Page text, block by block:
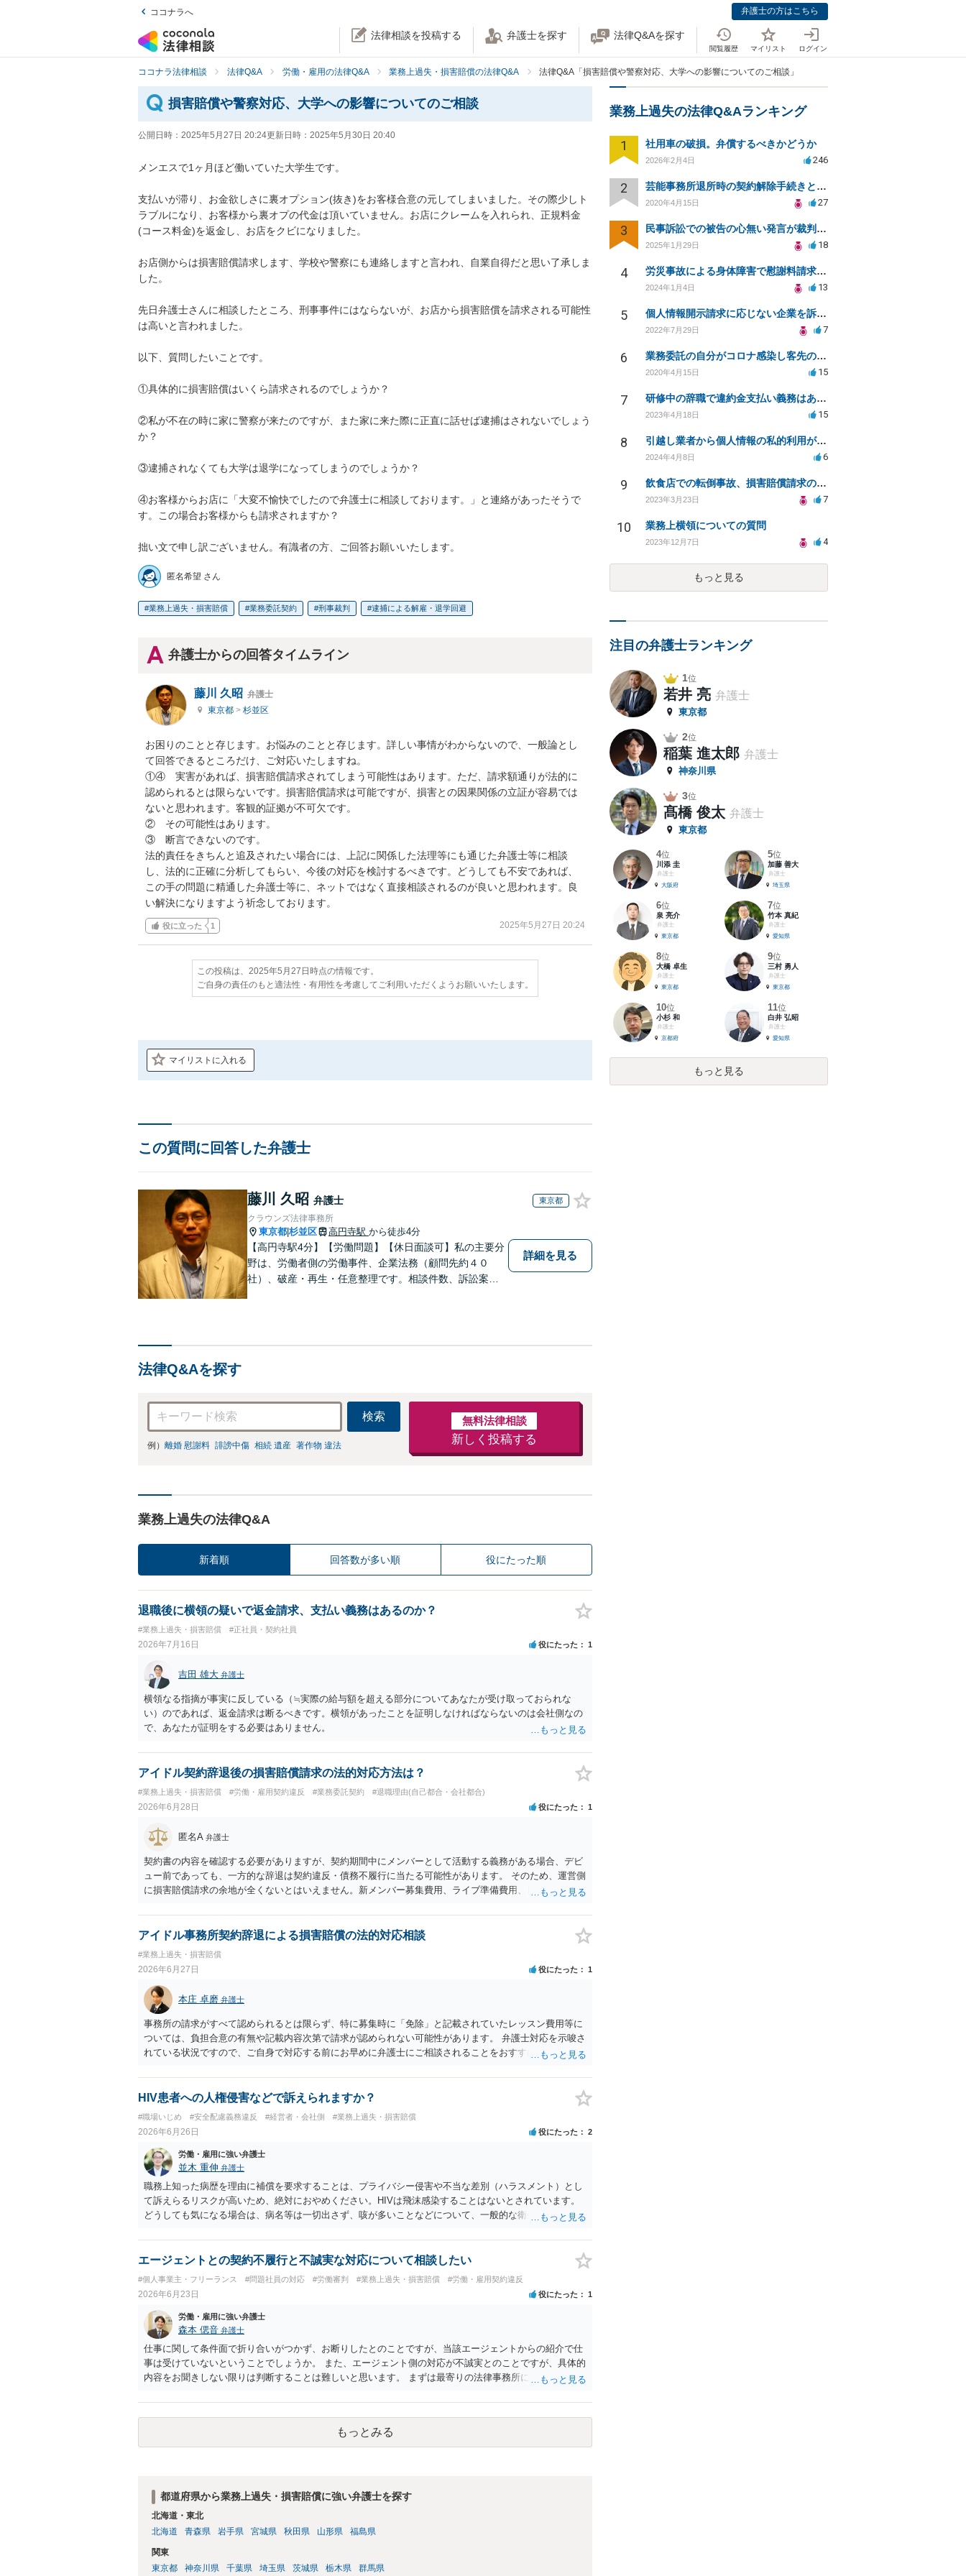
ココナラへ 弁護士の方はこちら
法律相談を投稿する 弁護士を探す 法律Q&Aを探す
閲覧履歴 マイリスト ログイン
ココナラ法律相談 法律Q&A 労働・雇用の法律Q&A 業務上過失・損害賠償の法律Q&A 法律Q&A「損害賠償や警察対応、大学への影響についてのご相談」
損害賠償や警察対応、大学への影響についてのご相談
公開日時： 2025年5月27日 20:24更新日時： 2025年5月30日 20:40
メンエスで1ヶ月ほど働いていた大学生です。
支払いが滞り、お金欲しさに裏オプション(抜き)をお客様合意の元してしまいました。その際少しト
ラブルになり、お客様から裏オプの代金は頂いていません。お店にクレームを入れられ、正規料金
(コース料金)を返金し、お店をクビになりました。
お店側からは損害賠償請求します、学校や警察にも連絡しますと言われ、自業自得だと思い了承しま
した。
先日弁護士さんに相談したところ、刑事事件にはならないが、お店から損害賠償を請求される可能性
は高いと言われました。
以下、質問したいことです。
①具体的に損害賠償はいくら請求されるのでしょうか？
②私が不在の時に家に警察が来たのですが、また家に来た際に正直に話せば逮捕はされないでしょう
か？
③逮捕されなくても大学は退学になってしまうのでしょうか？
④お客様からお店に「大変不愉快でしたので弁護士に相談しております。」と連絡があったそうで
す。この場合お客様からも請求されますか？
拙い文で申し訳ございません。有識者の方、ご回答お願いいたします。
匿名希望 さん
業務上過失・損害賠償 業務委託契約 刑事裁判 逮捕による解雇・退学回避
弁護士からの回答タイムライン
藤川 久昭 弁護士
東京都 > 杉並区
お困りのことと存じます。お悩みのことと存じます。詳しい事情がわからないので、一般論とし
て回答できるところだけ、ご対応いたしますね。
①④　実害があれば、損害賠償請求されてしまう可能性はあります。ただ、請求額通りが法的に
認められるとは限らないです。損害賠償請求は可能ですが、損害との因果関係の立証が容易では
ないと思われます。客観的証拠が不可欠です。
②　その可能性はあります。
③　断言できないのです。
法的責任をきちんと追及されたい場合には、上記に関係した法理等にも通じた弁護士等に相談
し、法的に正確に分析してもらい、今後の対応を検討するべきです。どうしても不安であれば、
この手の問題に精通した弁護士等に、ネットではなく直接相談されるのが良いと思われます。良
い解決になりますよう祈念しております。
役に立った 1 2025年5月27日 20:24
この投稿は、2025年5月27日時点の情報です。
ご自身の責任のもと適法性・有用性を考慮してご利用いただくようお願いいたします。
マイリストに入れる
この質問に回答した弁護士
藤川 久昭 弁護士 東京都
クラウンズ法律事務所
東京都 杉並区 高円寺駅 から徒歩4分
【高円寺駅4分】【労働問題】【休日面談可】私の主要分
野は、労働者側の労働事件、企業法務（顧問先約４０
社）、破産・再生・任意整理です。相談件数、訴訟案
詳細を見る
法律Q&Aを探す
検索
例） 離婚 慰謝料 誹謗中傷 相続 遺産 著作物 違法
無料法律相談
新しく投稿する
業務上過失の法律Q&A
新着順 回答数が多い順 役にたった順
退職後に横領の疑いで返金請求、支払い義務はあるのか？
#業務上過失・損害賠償 #正社員・契約社員
2026年7月16日 役にたった 1
吉田 雄大 弁護士
横領なる指摘が事実に反している（≒実際の給与額を超える部分についてあなたが受け取っておられな
い）のであれば、返金請求は断るべきです。横領があったことを証明しなければならないのは会社側なの
で、あなたが証明をする必要はありません。
アイドル契約辞退後の損害賠償請求の法的対応方法は？
#業務上過失・損害賠償 #労働・雇用契約違反 #業務委託契約 #退職理由(自己都合・会社都合)
2026年6月28日 役にたった 1
匿名A 弁護士
契約書の内容を確認する必要がありますが、契約期間中にメンバーとして活動する義務がある場合、デビ
ュー前であっても、一方的な辞退は契約違反・債務不履行に当たる可能性があります。 そのため、運営側
に損害賠償請求の余地が全くないとはいえません。新メンバー募集費用、ライブ準備費用、レッスン関係
ります。 もっとも、運営側の請求額がそのまま認められるわけではありません。各費目について、具体的
な損害、金額、辞退との因果関係を示す必要があります。特に「レッスン費用無料」と表示されていた場
情」が正当な辞退理由になるかは、その具体的内容によります。介護、転居、健康問題など、活動継続が
客観的に困難といえる事情があるかが重要です。 未成年であれば、契約時に親権者の同意があったか、契
約期間・活動義務・中途辞退時の扱いについて親権者に説明されていたかも確認すべきです。 現時点で
は、安易に支払義務を認めず、契約書、募集記事、LINE等を保存したうえで、請求費目、金額、根拠資料
の明示を求めるのがよいと思います。回答前に弁護士へ相談することをおすすめします。
アイドル事務所契約辞退による損害賠償の法的対応相談
#業務上過失・損害賠償
2026年6月27日 役にたった 1
本庄 卓磨 弁護士
事務所の請求がすべて認められるとは限らず、特に募集時に「免除」と記載されていたレッスン費用等に
ついては、負担合意の有無や記載内容次第で請求が認められない可能性があります。 弁護士対応を示唆さ
れている状況ですので、ご自身で対応する前にお早めに弁護士にご相談されることをおすすめします。
HIV患者への人権侵害などで訴えられますか？
#職場いじめ #安全配慮義務違反 #経営者・会社側 #業務上過失・損害賠償
2026年6月26日 役にたった 2
労働・雇用に強い弁護士
並木 重伸 弁護士
職務上知った病歴を理由に補償を要求することは、プライバシー侵害や不当な差別（ハラスメント）とし
て訴えらるリスクが高いため、絶対におやめください。HIVは飛沫感染することはないとされています。
どうしても気になる場合は、病名等は一切出さず、咳が多いことなどについて、一般的な衛生問題として
エージェントとの契約不履行と不誠実な対応について相談したい
#個人事業主・フリーランス #問題社員の対応 #労働審判 #業務上過失・損害賠償 #労働・雇用契約違反
2026年6月23日 役にたった 1
労働・雇用に強い弁護士
森本 偲音 弁護士
仕事に関して条件面で折り合いがつかず、お断りしたとのことですが、当該エージェントからの紹介で仕
事は受けていないということでしょうか。 また、エージェント側の対応が不誠実とのことですが、具体的
内容をお聞きしない限りは判断することは難しいと思います。 まずは最寄りの法律事務所にご相談されて
もっとみる
都道府県から業務上過失・損害賠償に強い弁護士を探す
北海道・東北
北海道
青森県 岩手県 宮城県 秋田県 山形県 福島県
関東
東京都
神奈川県 千葉県 埼玉県 茨城県 栃木県 群馬県
業務上過失の法律Q&Aランキング
1 社用車の破損。弁償するべきかどうか
2026年2月4日 246
2 芸能事務所退所時の契約解除手続きと注意事項
2020年4月15日 27
3 民事訴訟での被告の心無い発言が裁判に与える影響は？
2025年1月29日 18
4 労災事故による身体障害で慰謝料請求はできるのでしょうか？
2024年1月4日 13
5 個人情報開示請求に応じない企業を訴えたい
2022年7月29日 7
6 業務委託の自分がコロナ感染し客先の事務所閉鎖になったら損害賠償請求されますか？
2020年4月15日 15
7 研修中の辞職で違約金支払い義務はあるのか？
2023年4月18日 15
8 引越し業者から個人情報の私的利用があった事実を口コミに投稿するのは名誉毀損に該当しますか？
2024年4月8日 6
9 飲食店での転倒事故、損害賠償請求の可能性と条件は？
2023年3月23日 7
10 業務上横領についての質問
2023年12月7日 4
もっと見る
注目の弁護士ランキング
1位
若井 亮 弁護士
東京都
2位
稲葉 進太郎 弁護士
神奈川県
3位
髙橋 俊太 弁護士
東京都
4位
川添 圭
弁護士
大阪府
5位
加藤 善大
弁護士
埼玉県
6位
泉 亮介
弁護士
東京都
7位
竹本 真紀
弁護士
愛知県
8位
大橋 卓生
弁護士
東京都
9位
三村 勇人
弁護士
東京都
10位
小杉 和
弁護士
京都府
11位
白井 弘昭
弁護士
愛知県
もっと見る